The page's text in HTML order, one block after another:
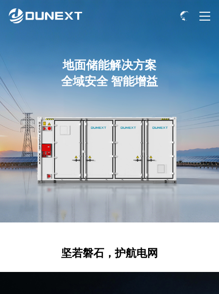
地面储能解决方案
全域安全 智能增益
坚若磐石，护航电网